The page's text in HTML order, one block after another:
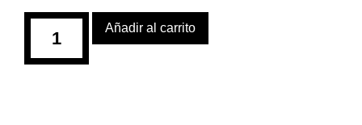
Añadir al carrito